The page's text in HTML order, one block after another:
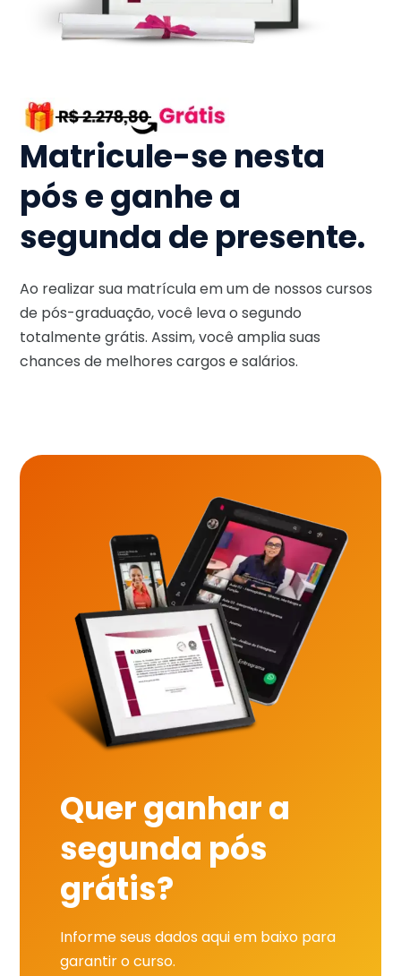
Matricule-se nesta
pós e ganhe a
segunda de presente.
Ao realizar sua matrícula em um de nossos cursos
de pós-graduação, você leva o segundo
totalmente grátis. Assim, você amplia suas
chances de melhores cargos e salários.
Quer ganhar a
segunda pós
grátis?
Informe seus dados aqui em baixo para
garantir o curso.